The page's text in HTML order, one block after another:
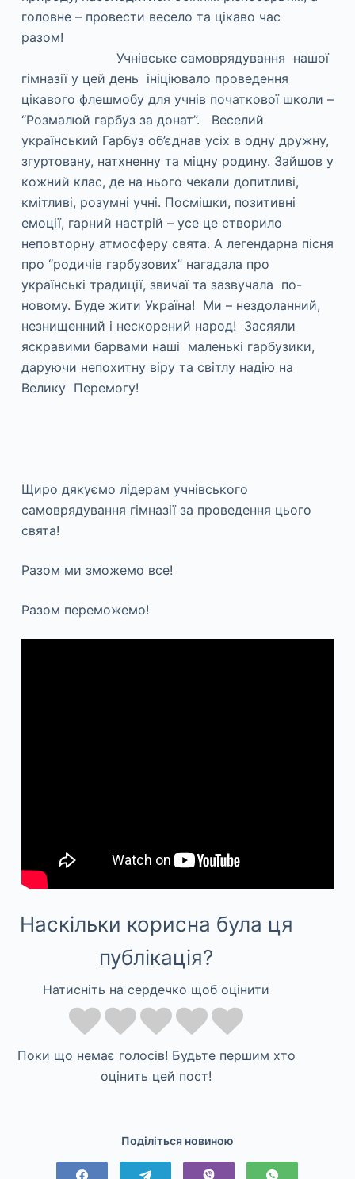
головне – провести весело та цікаво час
разом!
Учнівське самоврядування нашої
гімназії у цей день ініціювало проведення
цікавого флешмобу для учнів початкової школи –
“Розмалюй гарбуз за донат”. Веселий
український Гарбуз об’єднав усіх в одну дружну,
згуртовану, натхненну та міцну родину. Зайшов у
кожний клас, де на нього чекали допитливі,
кмітливі, розумні учні. Посмішки, позитивні
емоції, гарний настрій – усе це створило
неповторну атмосферу свята. А легендарна пісня
про “родичів гарбузових” нагадала про
українські традиції, звичаї та зазвучала по-
новому. Буде жити Україна! Ми – нездоланний,
незнищенний і нескорений народ! Засяяли
яскравими барвами наші маленькі гарбузики,
даруючи непохитну віру та світлу надію на
Велику Перемогу!
Щиро дякуємо лідерам учнівського
самоврядування гімназії за проведення цього
свята!
Разом ми зможемо все!
Разом переможемо!
Наскільки корисна була ця
публікація?
Натисніть на сердечко щоб оцінити
Поки що немає голосів! Будьте першим хто
оцінить цей пост!
Поділіться новиною